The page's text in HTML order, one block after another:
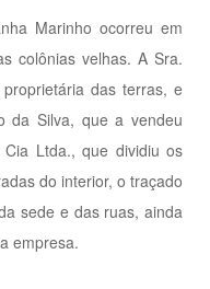
Marinho ocorreu em
colônias velhas. A Sra.
das terras, e
da Silva, que a vendeu
Ltda., que dividiu os
do interior, o traçado
sede e das ruas, ainda
empresa.